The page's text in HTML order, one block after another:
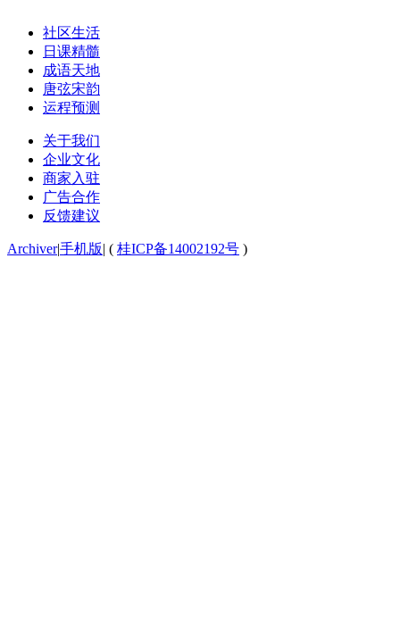
社区生活
日课精髓
成语天地
唐弦宋韵
运程预测
关于我们
企业文化
商家入驻
广告合作
反馈建议
Archiver|手机版| ( 桂ICP备14002192号 )